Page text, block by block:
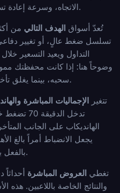
الاتجاه، وسرعة إعادة تسعير كتابك لهذا التحول تحدد نافذة ميزتك.
تُعدّ أسواق الهدف التالي من
تسلسل ضغط عالٍ، أو تغيير
التداول ويعيد التسعير
وضوحاً هنا: إذا كانت محفظتك
سحبه، بينما يغلق تأخير الإيداع بالعملة الورقية تلك النافذة كلياً.
تتغير الإجماليات المباشرة
تدخل
الهانديكاب على الجانب
يجعل الانضباط أمراً بالغ
بالفعل بحلول الوقت الذي يراها معظم المراهنين.
تغطي العروض المباشرة أحداثاً
والنتائج الخاصة باللاعبين.